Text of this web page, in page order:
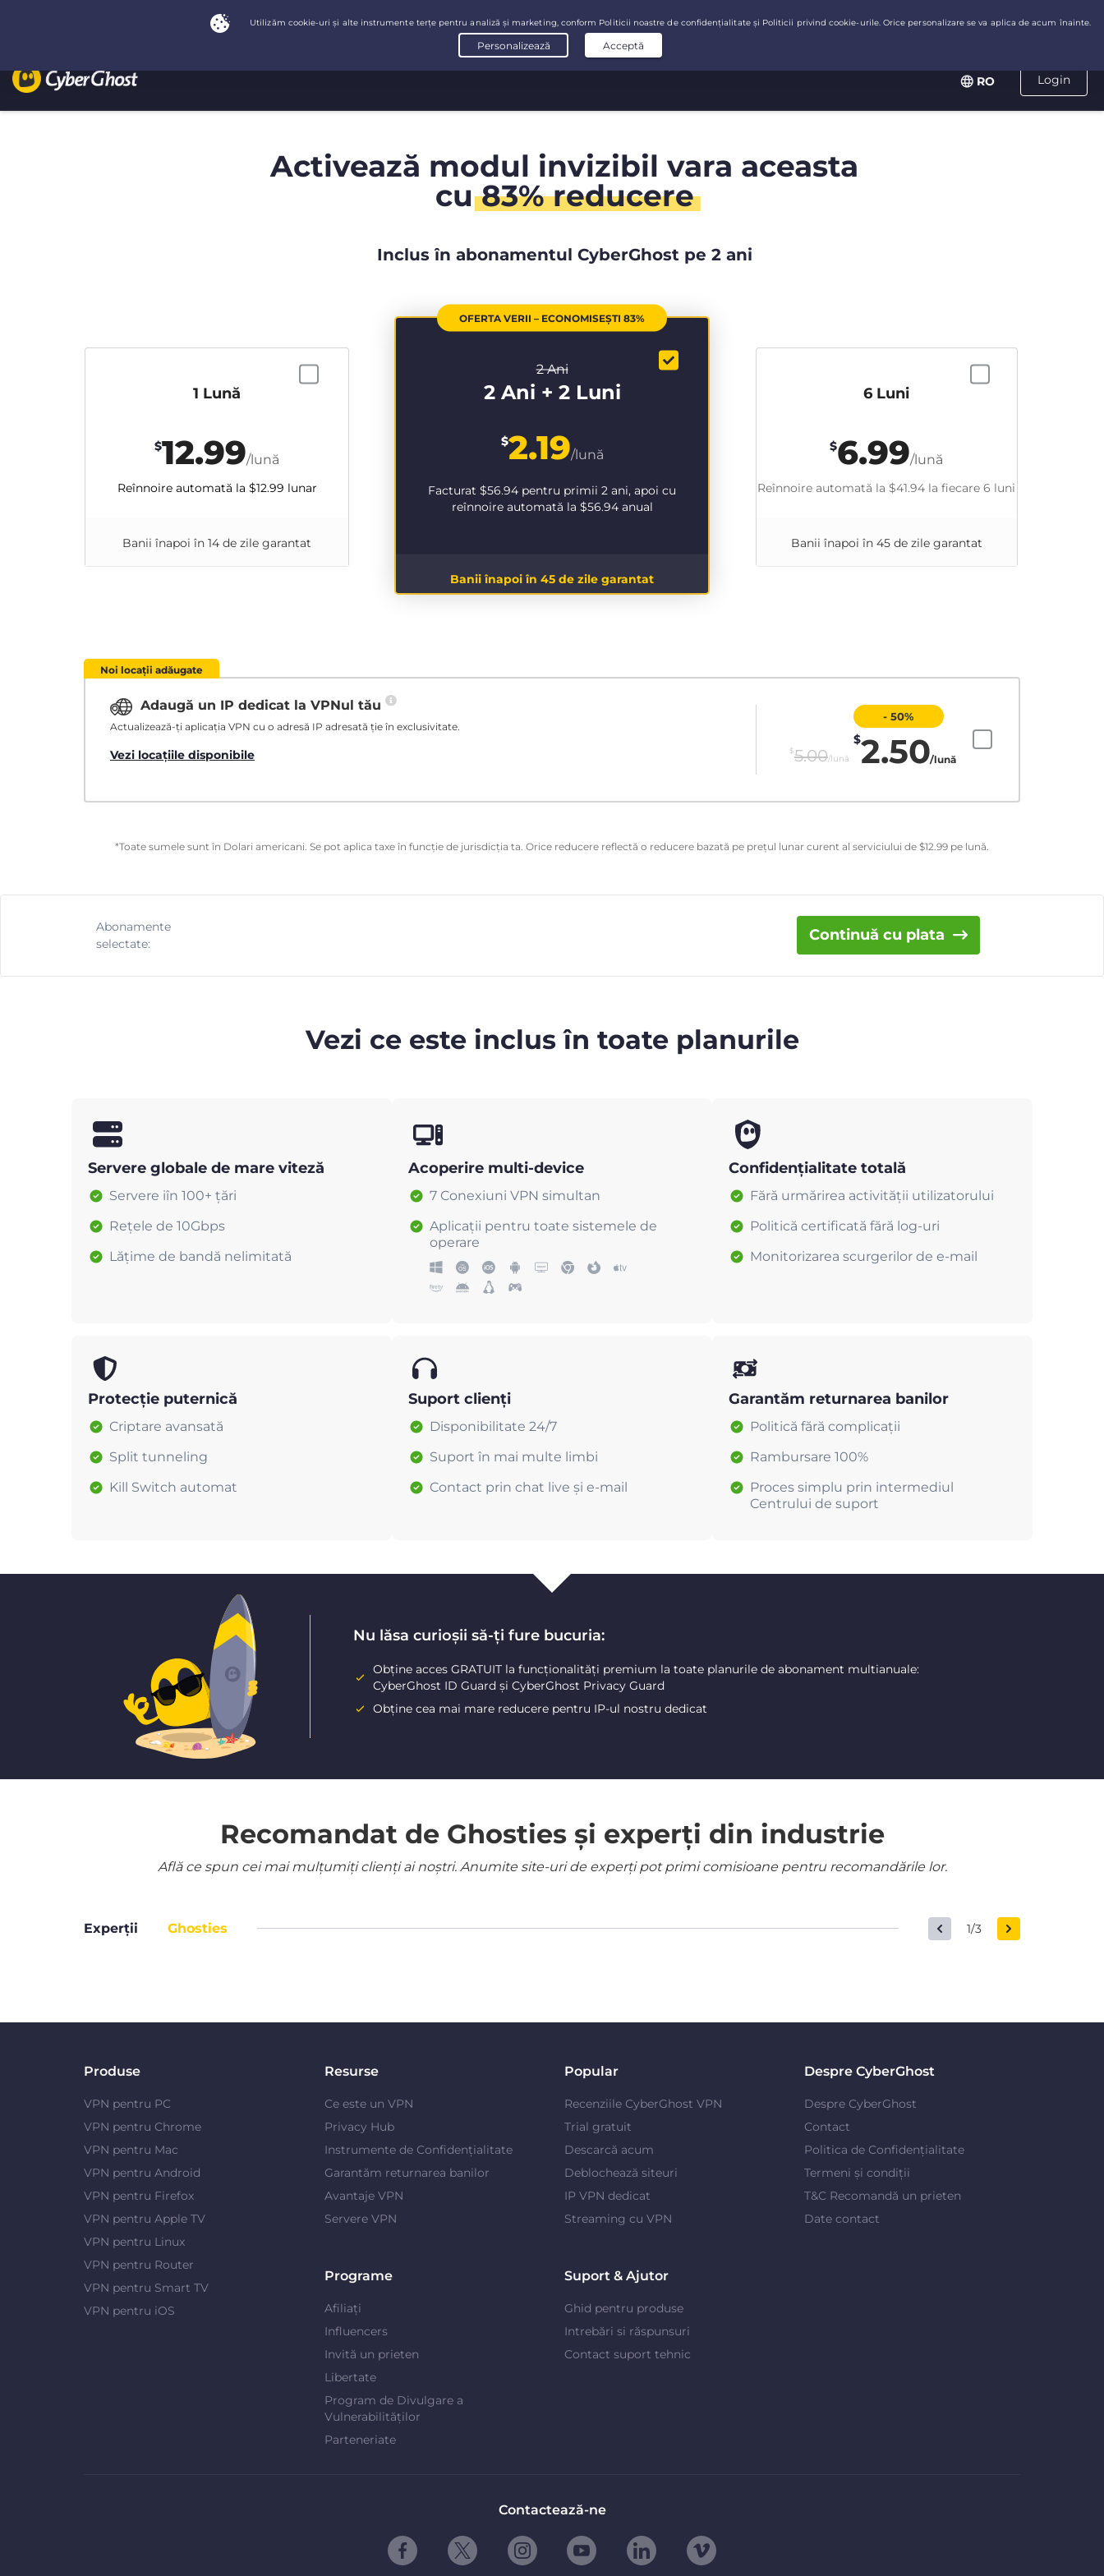
Login
RO
Activează modul invizibil vara aceasta
cu83% reducere
Inclus în abonamentul CyberGhost pe 2 ani
OFERTA VERII – ECONOMISEȘTI 83%
2 Ani
2 Ani + 2 Luni
$2.19/lună
Facturat $56.94 pentru primii 2 ani, apoi cu
reînnoire automată la $56.94anual
Banii înapoi în 45 de zile garantat
6 Luni
$6.99/lună
Reînnoire automată la $41.94 la fiecare 6 luni
Banii înapoi în 45 de zile garantat
1 Lună
$12.99/lună
Reînnoire automată la $12.99 lunar
Banii înapoi în 14 de zile garantat
Noi locații adăugate
Adaugă un IP dedicat la VPNul tău
Actualizează-ți aplicația VPN cu o adresă IP adresată ție în exclusivitate.
Vezi locațiile disponibile $5.00/lună
- 50%
$2.50/lună
*Toate sumele sunt în Dolari americani. Se pot aplica taxe în funcție de jurisdicția ta. Orice reducere reflectă o reducere bazată pe prețul lunar curent al serviciului de $12.99 pe lună.
Abonamente
selectate:
Continuă cu plata
Vezi ce este inclus în toate planurile
Servere globale de mare viteză
Servere iîn 100+ țări
Rețele de 10Gbps
Lățime de bandă nelimitată
Acoperire multi-device
7 Conexiuni VPN simultan
Aplicații pentru toate sistemele de
operare
Confidențialitate totală
Fără urmărirea activității utilizatorului
Politică certificată fără log-uri
Monitorizarea scurgerilor de e-mail
Protecție puternică
Criptare avansată
Split tunneling
Kill Switch automat
Suport clienți
Disponibilitate 24/7
Suport în mai multe limbi
Contact prin chat live și e-mail
Garantăm returnarea banilor
Politică fără complicații
Rambursare 100%
Proces simplu prin intermediul
Centrului de suport
Nu lăsa curioșii să-ți fure bucuria:
Obține acces GRATUIT la funcționalități premium la toate planurile de abonament multianuale:
CyberGhost ID Guard și CyberGhost Privacy Guard
Obține cea mai mare reducere pentru IP-ul nostru dedicat
Recomandat de Ghosties și experți din industrie
Află ce spun cei mai mulțumiți clienți ai noștri. Anumite site-uri de experți pot primi comisioane pentru recomandările lor.
Experții Ghosties 1/3
Produse
VPN pentru PC
VPN pentru Chrome
VPN pentru Mac
VPN pentru Android
VPN pentru Firefox
VPN pentru Apple TV
VPN pentru Linux
VPN pentru Router
VPN pentru Smart TV
VPN pentru iOS
Resurse
Ce este un VPN
Privacy Hub
Instrumente de Confidențialitate
Garantăm returnarea banilor
Avantaje VPN
Servere VPN
Popular
Recenziile CyberGhost VPN
Trial gratuit
Descarcă acum
Deblochează siteuri
IP VPN dedicat
Streaming cu VPN
Despre CyberGhost
Despre CyberGhost
Contact
Politica de Confidențialitate
Termeni și condiții
T&C Recomandă un prieten
Date contact
Programe
Afiliați
Influencers
Invită un prieten
Libertate
Program de Divulgare a
Vulnerabilităților
Parteneriate
Suport & Ajutor
Ghid pentru produse
Intrebări si răspunsuri
Contact suport tehnic
Contactează-ne